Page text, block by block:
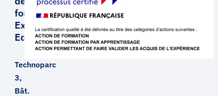
formation
Executive
Education
Technoparc
3,
Bât.